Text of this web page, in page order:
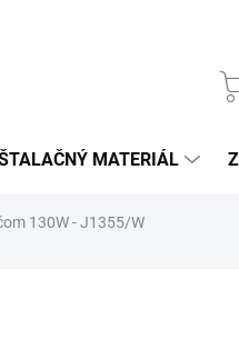
MATERIÁL
130W - J1355/W